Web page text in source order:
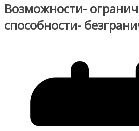
Возможности-
способности-